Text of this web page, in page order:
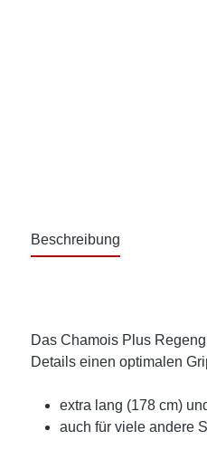
Beschreibung
Das Chamois Plus
Details einen optimalen
extra lang (178 cm)
auch für viele andere